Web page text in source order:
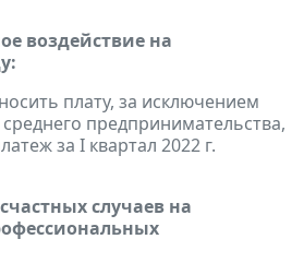
воздействие на
плату, за исключением
предпринимательства,
за I квартал 2022 г.
случаев на